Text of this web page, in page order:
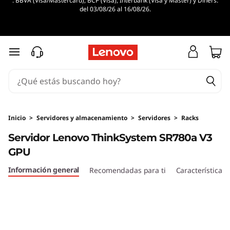
e
d
o
del 03/08/26 al 16/08/26.
Ir al contenido principal
Inicio > Servidores y almacenamiento > Servidores > Racks
Servidor Lenovo ThinkSystem SR780a V3
GPU
Información general Recomendadas para ti Características